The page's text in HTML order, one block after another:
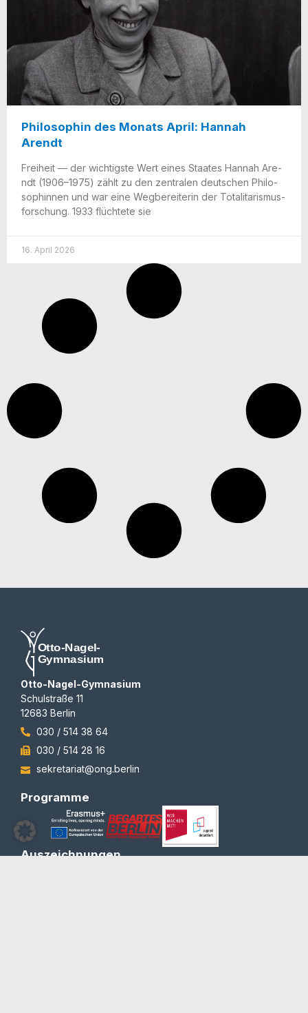
Philosophin des Monats April: Hannah
Arendt
Frei­heit — der wich­tigs­te Wert eines Staa­tes Han­nah Are­
ndt (1906–1975) zählt zu den zen­tra­len deut­schen Phi­lo­
so­phin­nen und war eine Weg­be­rei­te­rin der Tota­li­ta­ris­mus­
for­schung. 1933 flüch­te­te sie
16. April 2026
Otto-Nagel-Gymnasium
Schulstraße 11
12683 Berlin
030 / 514 38 64
030 / 514 28 16
sekretariat@ong.berlin
Programme
Auszeichnungen